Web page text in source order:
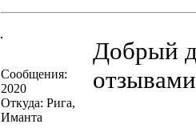
Сообщения:
2020
Откуда: Рига,
Иманта
Добрый